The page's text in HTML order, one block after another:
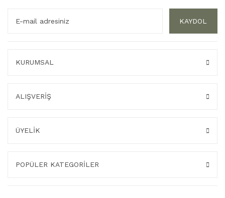
KAYDOL
KURUMSAL
ALIŞVERİŞ
ÜYELİK
POPÜLER KATEGORİLER